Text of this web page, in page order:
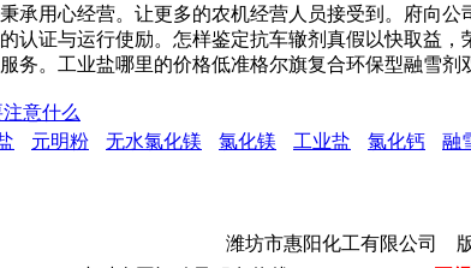
承用心经营。让更多的农机经营人员接受到。府向
认证与运行使励。怎样鉴定抗车辙剂真假以快取益
务。工业盐哪里的价格低准格尔旗复合环保型融雪
意什么
元明粉 无水氯化镁 氯化镁 工业盐 氯化钙 融
潍坊市惠阳化工有限公司